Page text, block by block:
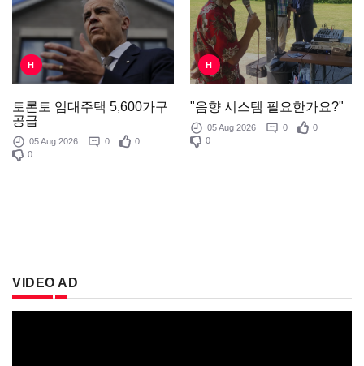
H
토론토 임대주택 5,600가구
공급
05 Aug 2026 0
0
0
H
"음향 시스템 필요한가요?"
05 Aug 2026 0
0
0
VIDEO AD